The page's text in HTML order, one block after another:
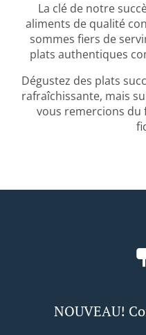
La clé de notre
aliments de qualité
sommes fiers de
plats authentiques
Dégustez des plats
rafraîchissante, mais
vous remercions
NOUVEAU!